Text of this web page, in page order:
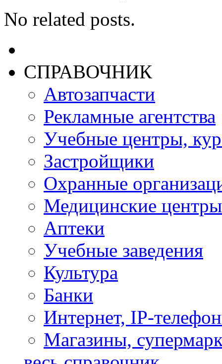
No related posts.
СПРАВОЧНИК
Автозапчасти
Рекламные агентства
Учебные центры,
Застройщики
Охранные
Медицинские центры
Аптеки
Учебные заведения
Культура
Банки
Интернет, IP-
Магазины,